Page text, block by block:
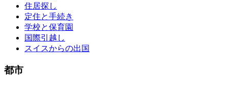
住居探し
定住と手続き
学校と保育園
国際引越し
スイスからの出国
都市